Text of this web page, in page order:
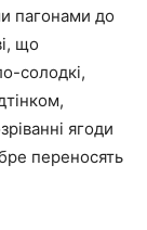
пагонами до
що
солодкі,
ягоди
переносять